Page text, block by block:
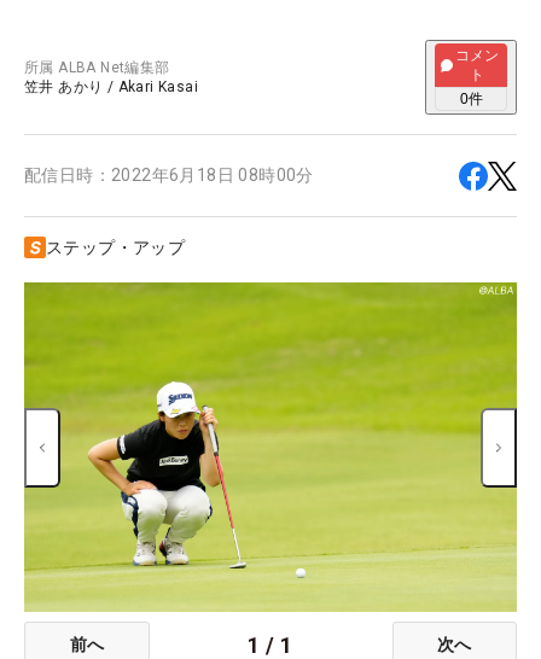
所属ALBA Net編集部
笠井 あかり / Akari Kasai
コメン
ト
0件
配信日時： 2022年6月18日 08時00分
ステップ・アップ
前へ 1 / 1 次へ